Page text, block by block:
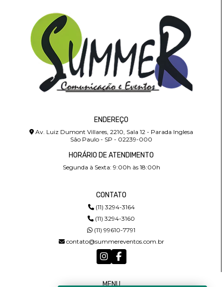
ENDEREÇO
Av. Luiz Dumont Villares, 2210, Sala 12 - Parada Inglesa
São Paulo - SP - 02239-000
HORÁRIO DE ATENDIMENTO
Segunda à Sexta: 9:00h às 18:00h
CONTATO
(11) 3294-3164
(11) 3294-3160
(11) 99610-7791
contato@summereventos.com.br
MENU